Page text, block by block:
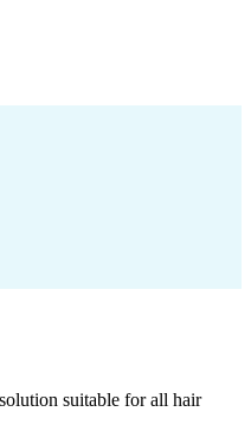
suitable for all hair